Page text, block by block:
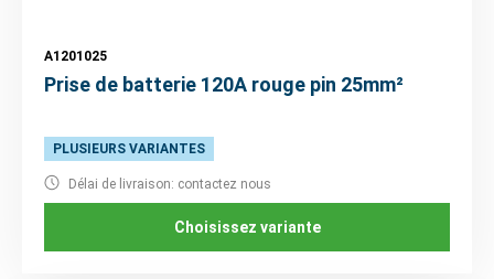
A1201025
Prise de batterie 120A rouge pin 25mm²
PLUSIEURS VARIANTES
Délai de livraison: contactez nous
Choisissez variante